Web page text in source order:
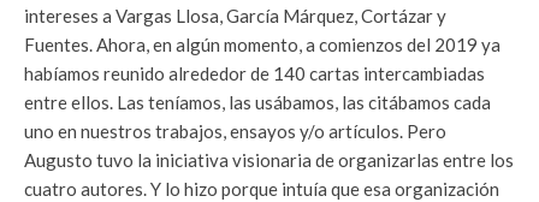
intereses a Vargas Llosa, García Márquez, Cortázar y
Fuentes. Ahora, en algún momento, a comienzos del 2019 ya
habíamos reunido alrededor de 140 cartas intercambiadas
entre ellos. Las teníamos, las usábamos, las citábamos cada
uno en nuestros trabajos, ensayos y/o artículos. Pero
Augusto tuvo la iniciativa visionaria de organizarlas entre los
cuatro autores. Y lo hizo porque intuía que esa organización